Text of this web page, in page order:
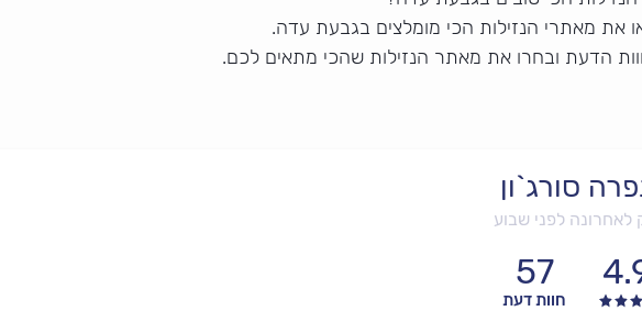
את מאתרי הנזילות הכי מומלצים בגבעת עדה.
הדעת ובחרו את מאתר הנזילות שהכי מתאים לכם.
סורג`ון
לאחרונה לפני שבוע
57
חוות דעת